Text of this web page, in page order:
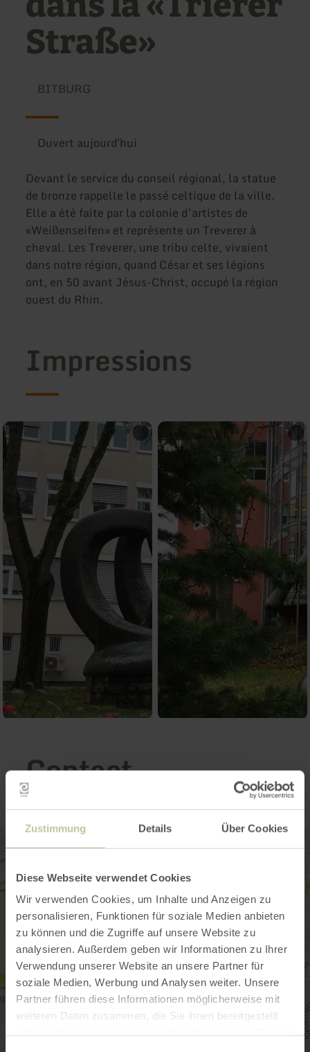
Zustimmung Details Über Cookies
Diese Webseite verwendet Cookies
Wir verwenden Cookies, um Inhalte und Anzeigen zu
personalisieren, Funktionen für soziale Medien anbieten
zu können und die Zugriffe auf unsere Website zu
analysieren. Außerdem geben wir Informationen zu Ihrer
Verwendung unserer Website an unsere Partner für
soziale Medien, Werbung und Analysen weiter. Unsere
Partner führen diese Informationen möglicherweise mit
weiteren Daten zusammen, die Sie ihnen bereitgestellt
Straße»
BITBURG
Ouvert aujourd'hui
Devant le service du conseil régional, la statue
de bronze rappelle le passé celtique de la ville.
Elle a été faite par la colonie d’artistes de
«Weißenseifen» et représente un Treverer à
cheval. Les Treverer, une tribu celte, vivaient
dans notre région, quand César et ses légions
ont, en 50 avant Jésus-Christ, occupé la région
ouest du Rhin.
Impressions
Contact